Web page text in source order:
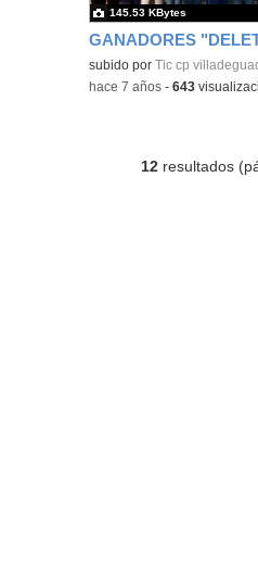
subido porTic cp
145.53 KBytes
-hace 7 años -643
12 resultados